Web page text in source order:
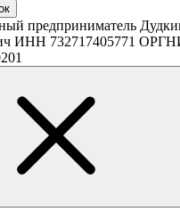
предприниматель
ИНН 732717405771